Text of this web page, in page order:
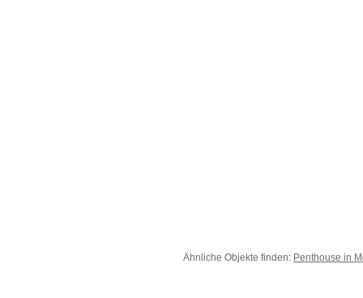
Ähnliche Objekte finden: Penthouse in